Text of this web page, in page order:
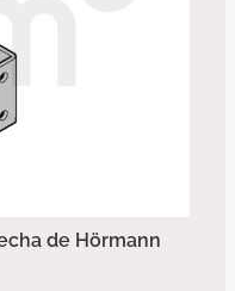
de Hörmann